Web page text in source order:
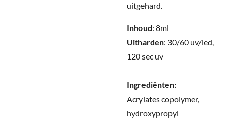
uitgehard.
Inhoud: 8ml
Uitharden: 30/60 uv/led,
120 sec uv
Ingrediënten:
Acrylates copolymer,
hydroxypropyl